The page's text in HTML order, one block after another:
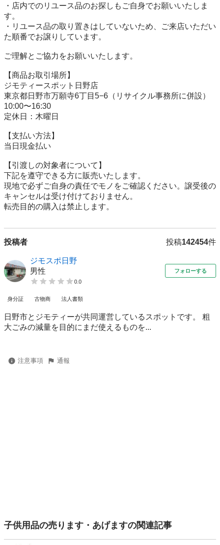
・店内でのリユース品のお探しもご自身でお願いいたしま
す。
・リユース品の取り置きはしていないため、ご来店いただい
た順番でお譲りしています。
ご理解とご協力をお願いいたします。
【商品お取引場所】
ジモティースポット日野店
東京都日野市万願寺6丁目5−6（リサイクル事務所に併設）
10:00〜16:30
定休日：木曜日
【⽀払い⽅法】
当日現金払い
【引渡しの対象者について】
下記を遵守できる⽅に販売いたします。
現地で必ずご⾃⾝の責任でモノをご確認ください。譲受後の
キャンセルは受け付けておりません。
転売⽬的の購⼊は禁⽌します。
投稿者 投稿142454件
ジモスポ日野
男性
0.0
フォローする
身分証 古物商 法人書類
日野市とジモティーが共同運営しているスポットです。 粗
⼤ごみの減量を⽬的にまだ使えるものを...
注意事項 通報
子供用品の売ります・あげますの関連記事